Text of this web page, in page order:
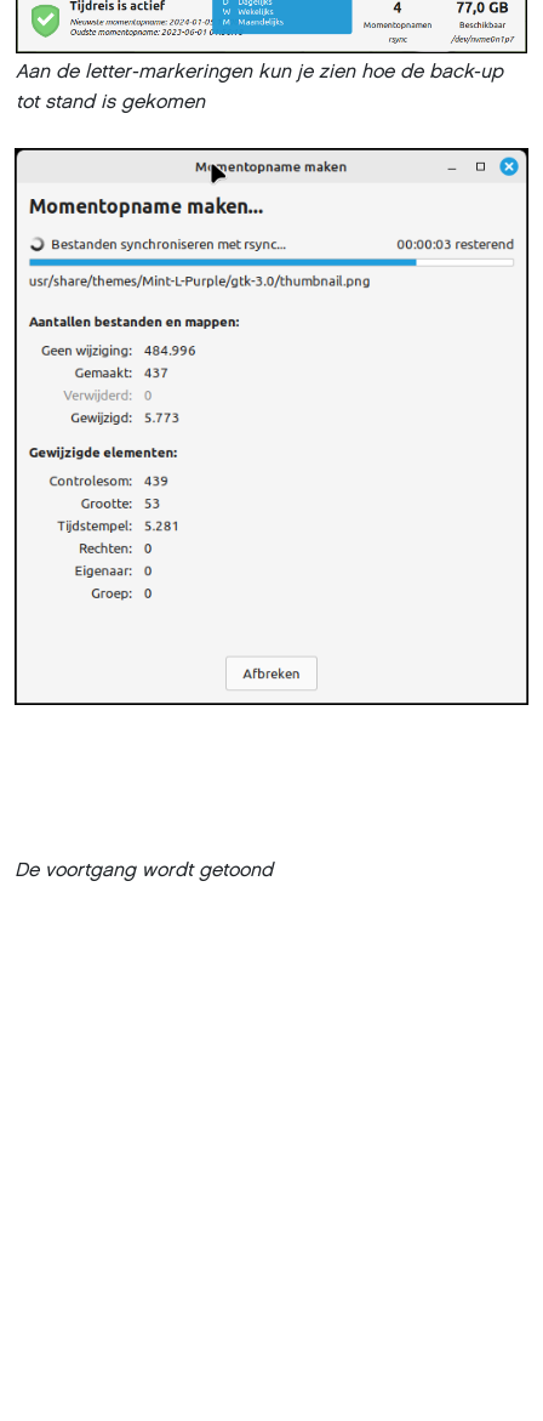
Aan de letter-markeringen kun je zien hoe de back-up
tot stand is gekomen
De voortgang wordt getoond